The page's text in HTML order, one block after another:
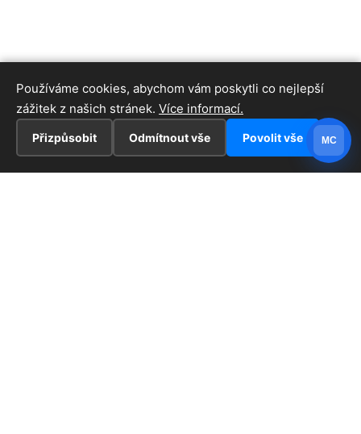
Používáme cookies, abychom vám poskytli co nejlepší
zážitek z našich stránek. Více informací.
Přizpůsobit Odmítnout vše Povolit vše MC